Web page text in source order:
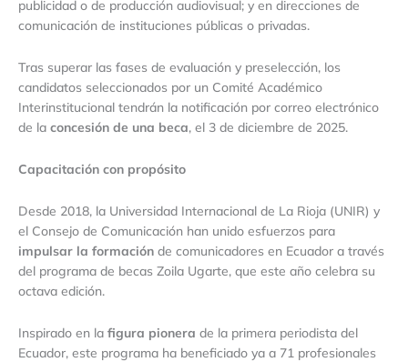
publicidad o de producción audiovisual; y en direcciones de
comunicación de instituciones públicas o privadas.
Tras superar las fases de evaluación y preselección, los
candidatos seleccionados por un Comité Académico
Interinstitucional tendrán la notificación por correo electrónico
de la concesión de una beca, el 3 de diciembre de 2025.
Capacitación con propósito
Desde 2018, la Universidad Internacional de La Rioja (UNIR) y
el Consejo de Comunicación han unido esfuerzos para
impulsar la formación de comunicadores en Ecuador a través
del programa de becas Zoila Ugarte, que este año celebra su
octava edición.
Inspirado en la figura pionera de la primera periodista del
Ecuador, este programa ha beneficiado ya a 71 profesionales